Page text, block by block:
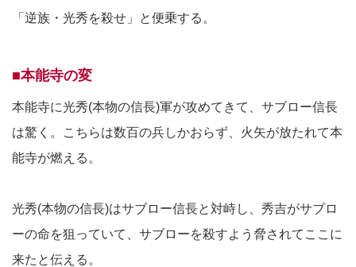
「逆族・光秀を殺せ」と便乗する。
■本能寺の変
本能寺に光秀(本物の信長)軍が攻めてきて、サブロー信長
は驚く。こちらは数百の兵しかおらず、火矢が放たれて本
能寺が燃える。
光秀(本物の信長)はサブロー信長と対峙し、秀吉がサブロ
ーの命を狙っていて、サブローを殺すよう脅されてここに
来たと伝える。